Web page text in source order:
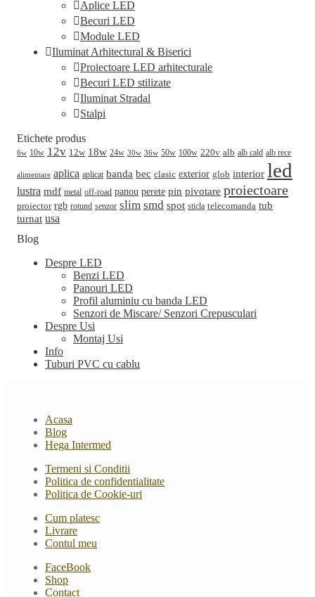
Aplice LED
Becuri LED
Module LED
Iluminat Arhitectural & Biserici
Proiectoare LED arhitecturale
Becuri LED stilizate
Iluminat Stradal
Stalpi
Etichete produs
6w 10w 12v 12w 18w 24w 30w 36w 50w 100w 220v alb alb cald alb rece
alimentare aplica aplicat banda bec clasic exterior glob interior led
lustra mdf metal off-road panou perete pin pivotare proiectoare
proiector rgb rotund senzor slim smd spot sticla telecomanda tub
turnat usa
Blog
Despre LED
Benzi LED
Panouri LED
Profil aluminiu cu banda LED
Senzori de Miscare/ Senzori Crepusculari
Despre Usi
Montaj Usi
Info
Tuburi PVC cu cablu
Acasa
Blog
Hega Intermed
Termeni si Conditii
Politica de confidentialitate
Politica de Cookie-uri
Cum platesc
Livrare
Contul meu
FaceBook
Shop
Contact